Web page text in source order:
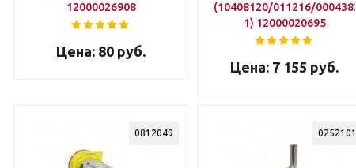
12000026908
80 руб.
(10408120/011216/
1) 12000020695
7 155 руб.
0812049 0252101